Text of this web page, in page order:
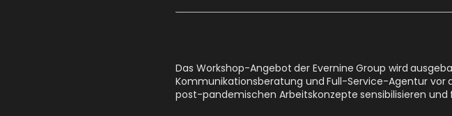
Das Workshop-Angebot der Evernine Group wird
Kommunikationsberatung und Full-Service-Agentur vor
post-pandemischen Arbeitskonzepte sensibilisieren